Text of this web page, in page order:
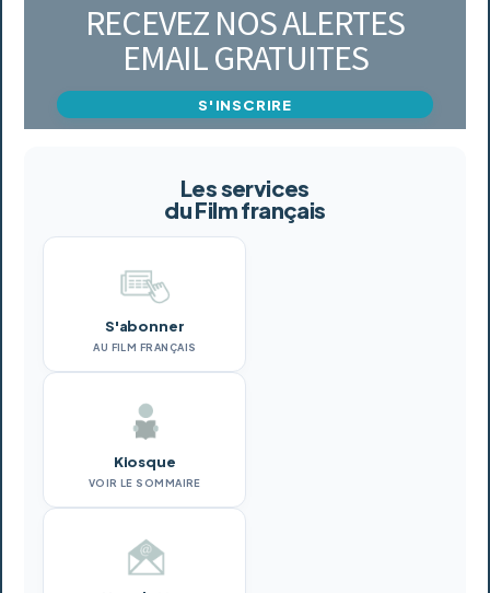
RECEVEZ NOS ALERTES
EMAIL GRATUITES
S'INSCRIRE
Les services
du Film français
S'abonner
AU FILM FRANÇAIS
Kiosque
VOIR LE SOMMAIRE